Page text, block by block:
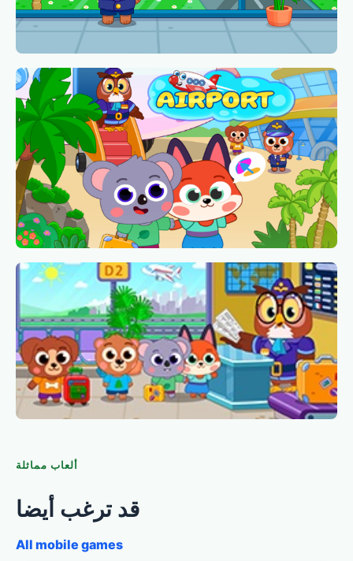
ألعاب مماثلة
قد ترغب أيضا
All mobile games